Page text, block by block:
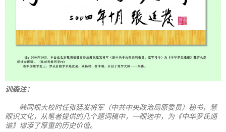
训森注：
韩同根大校时任张廷发将军（中共中央政治局原委员）秘书，慧
眼识文化，从笔者提供的几个题词稿中，一眼选中，为《中华罗氏通
谱》增添了厚重的历史价值。